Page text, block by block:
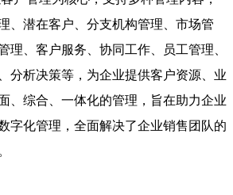
、潜在客户、分支机构管理、市场管
理、客户服务、协同工作、员工管理、
分析决策等，为企业提供客户资源、业
、综合、一体化的管理，旨在助力企业
字化管理，全面解决了企业销售团队的